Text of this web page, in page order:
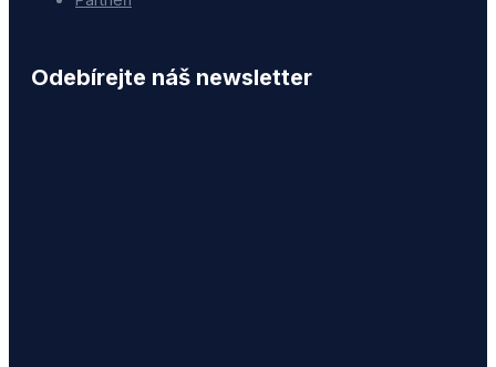
Odebírejte náš newsletter